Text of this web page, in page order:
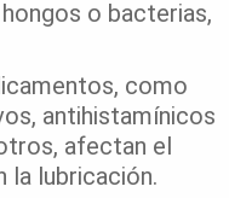
o bacterias,
como
antihistamínicos
afectan el
la lubricación.